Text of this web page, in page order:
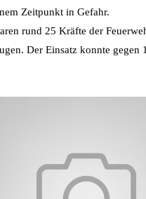
Zeitpunkt in Gefahr.
rund 25 Kräfte der
Der Einsatz konnte gegen